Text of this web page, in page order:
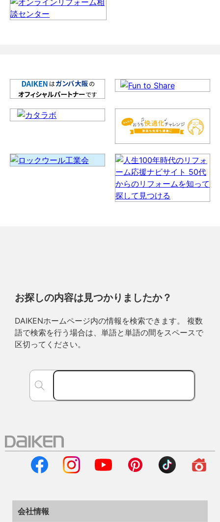
お探しの内容は見つかりましたか？
DAIKENホームページ内の情報を検索できます。 複数
語で検索を行う場合は、単語と単語の間をスペースで
区切ってください。
会社情報